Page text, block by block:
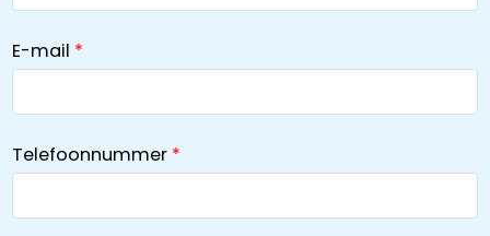
E-mail
Telefoonnummer